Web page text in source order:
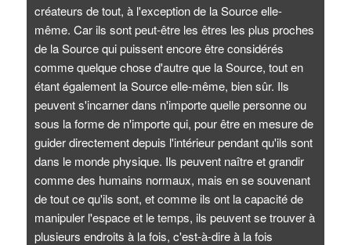
créateurs de tout, à l'exception de la Source elle-
même. Car ils sont peut-être les êtres les plus proches
de la Source qui puissent encore être considérés
comme quelque chose d'autre que la Source, tout en
étant également la Source elle-même, bien sûr. Ils
peuvent s'incarner dans n'importe quelle personne ou
sous la forme de n'importe qui, pour être en mesure de
guider directement depuis l'intérieur pendant qu'ils sont
dans le monde physique. Ils peuvent naître et grandir
comme des humains normaux, mais en se souvenant
de tout ce qu'ils sont, et comme ils ont la capacité de
manipuler l'espace et le temps, ils peuvent se trouver à
plusieurs endroits à la fois, c'est-à-dire à la fois